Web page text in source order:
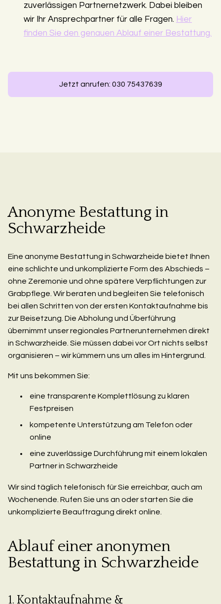
zuverlässigen Partnernetzwerk. Dabei bleiben
wir Ihr Ansprechpartner für alle Fragen. Hier
finden Sie den genauen Ablauf einer Bestattung.
Jetzt anrufen: 030 75437639
Anonyme Bestattung in
Schwarzheide
Eine anonyme Bestattung in Schwarzheide bietet Ihnen
eine schlichte und unkomplizierte Form des Abschieds –
ohne Zeremonie und ohne spätere Verpflichtungen zur
Grabpflege. Wir beraten und begleiten Sie telefonisch
bei allen Schritten von der ersten Kontaktaufnahme bis
zur Beisetzung. Die Abholung und Überführung
übernimmt unser regionales Partnerunternehmen direkt
in Schwarzheide. Sie müssen dabei vor Ort nichts selbst
organisieren – wir kümmern uns um alles im Hintergrund.
Mit uns bekommen Sie:
eine transparente Komplettlösung zu klaren
Festpreisen
kompetente Unterstützung am Telefon oder
online
eine zuverlässige Durchführung mit einem lokalen
Partner in Schwarzheide
Wir sind täglich telefonisch für Sie erreichbar, auch am
Wochenende. Rufen Sie uns an oder starten Sie die
unkomplizierte Beauftragung direkt online.
Ablauf einer anonymen
Bestattung in Schwarzheide
1. Kontaktaufnahme &